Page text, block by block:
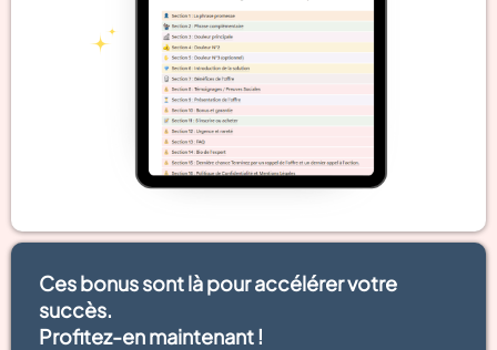
Ces bonus sont là pour accélérer votre
succès.
Profitez-en maintenant !